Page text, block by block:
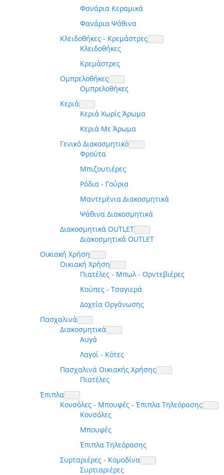
Φανάρια Κεραμικά
Φανάρια Ψάθινα
Κλειδοθήκες - Κρεμάστρες
Κλειδοθήκες
Κρεμάστρες
Ομπρελοθήκες
Ομπρελοθήκες
Κεριά
Κεριά Χωρίς Άρωμα
Κεριά Με Άρωμα
Γενικό Διακοσμητικό
Φρούτα
Μπιζουτιέρες
Ρόδια - Γούρια
Μαντεμένια Διακοσμητικά
Ψάθινα Διακοσμητικά
Διακοσμητικά OUTLET
Διακοσμητικά OUTLET
Οικιακή Χρήση
Οικιακή Χρήση
Πιατέλες - Μπωλ - Ορντεβιέρες
Κούπες - Τσαγιερά
Δοχεία Οργάνωσης
Πασχαλινά
Διακοσμητικά
Αυγά
Λαγοί - Κότες
Πασχαλινά Οικιακής Χρήσης
Πιατέλες
Έπιπλα
Κονσόλες - Μπουφές - Έπιπλα Τηλεόρασης
Κονσόλες
Μπουφές
Έπιπλα Τηλεόρασης
Συρταριέρες - Κομοδίνα
Συρτιαριέρες